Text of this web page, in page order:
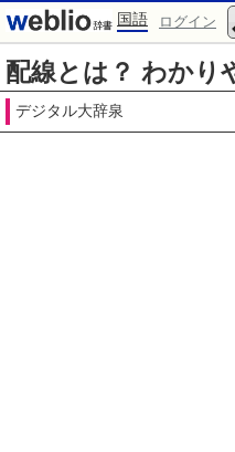
国語 ログイン
配線とは？ わかり
デジタル大辞泉